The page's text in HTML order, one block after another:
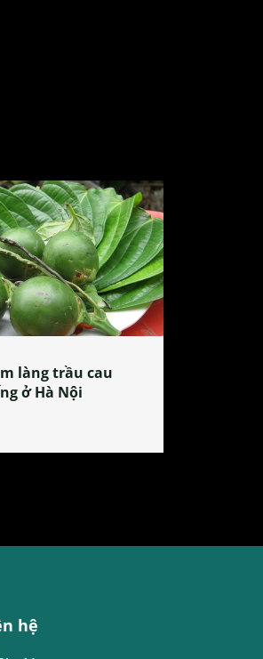
làng trầu cau
ở Hà Nội
hệ